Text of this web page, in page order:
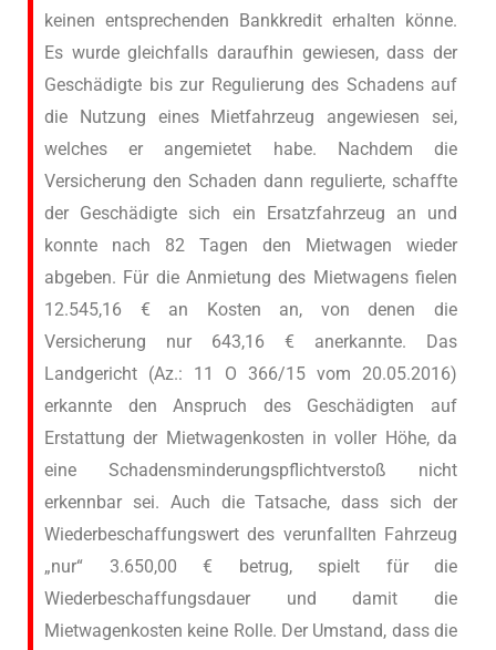
keinen entsprechenden Bankkredit erhalten könne.
Es wurde gleichfalls daraufhin gewiesen, dass der
Geschädigte bis zur Regulierung des Schadens auf
die Nutzung eines Mietfahrzeug angewiesen sei,
welches er angemietet habe. Nachdem die
Versicherung den Schaden dann regulierte, schaffte
der Geschädigte sich ein Ersatzfahrzeug an und
konnte nach 82 Tagen den Mietwagen wieder
abgeben. Für die Anmietung des Mietwagens fielen
12.545,16 € an Kosten an, von denen die
Versicherung nur 643,16 € anerkannte. Das
Landgericht (Az.: 11 O 366/15 vom 20.05.2016)
erkannte den Anspruch des Geschädigten auf
Erstattung der Mietwagenkosten in voller Höhe, da
eine Schadensminderungspflichtverstoß nicht
erkennbar sei. Auch die Tatsache, dass sich der
Wiederbeschaffungswert des verunfallten Fahrzeug
„nur“ 3.650,00 € betrug, spielt für die
Wiederbeschaffungsdauer und damit die
Mietwagenkosten keine Rolle. Der Umstand, dass die